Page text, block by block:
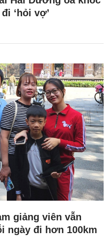
‘hỏi vợ’
giảng viên vẫn
ngày đi hơn 100km